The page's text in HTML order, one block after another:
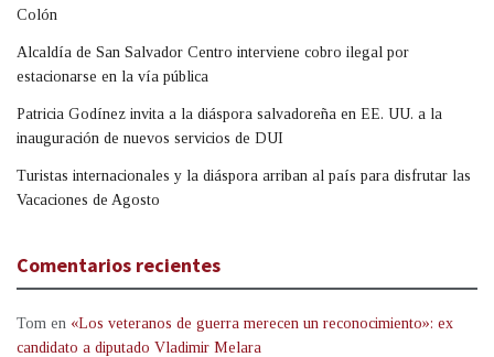
Colón
Alcaldía de San Salvador Centro interviene cobro ilegal por
estacionarse en la vía pública
Patricia Godínez invita a la diáspora salvadoreña en EE. UU. a la
inauguración de nuevos servicios de DUI
Turistas internacionales y la diáspora arriban al país para disfrutar las
Vacaciones de Agosto
Comentarios recientes
Tom en «Los veteranos de guerra merecen un reconocimiento»: ex
candidato a diputado Vladimir Melara